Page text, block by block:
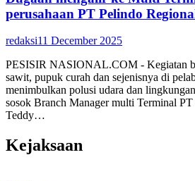
perusahaan PT Pelindo
redaksi11 December 2025
PESISIR NASIONAL.COM - Kegiatan
sawit, pupuk curah dan sejenisnya di
menimbulkan polusi udara dan
sosok Branch Manager multi Terminal
Teddy…
Kejaksaan